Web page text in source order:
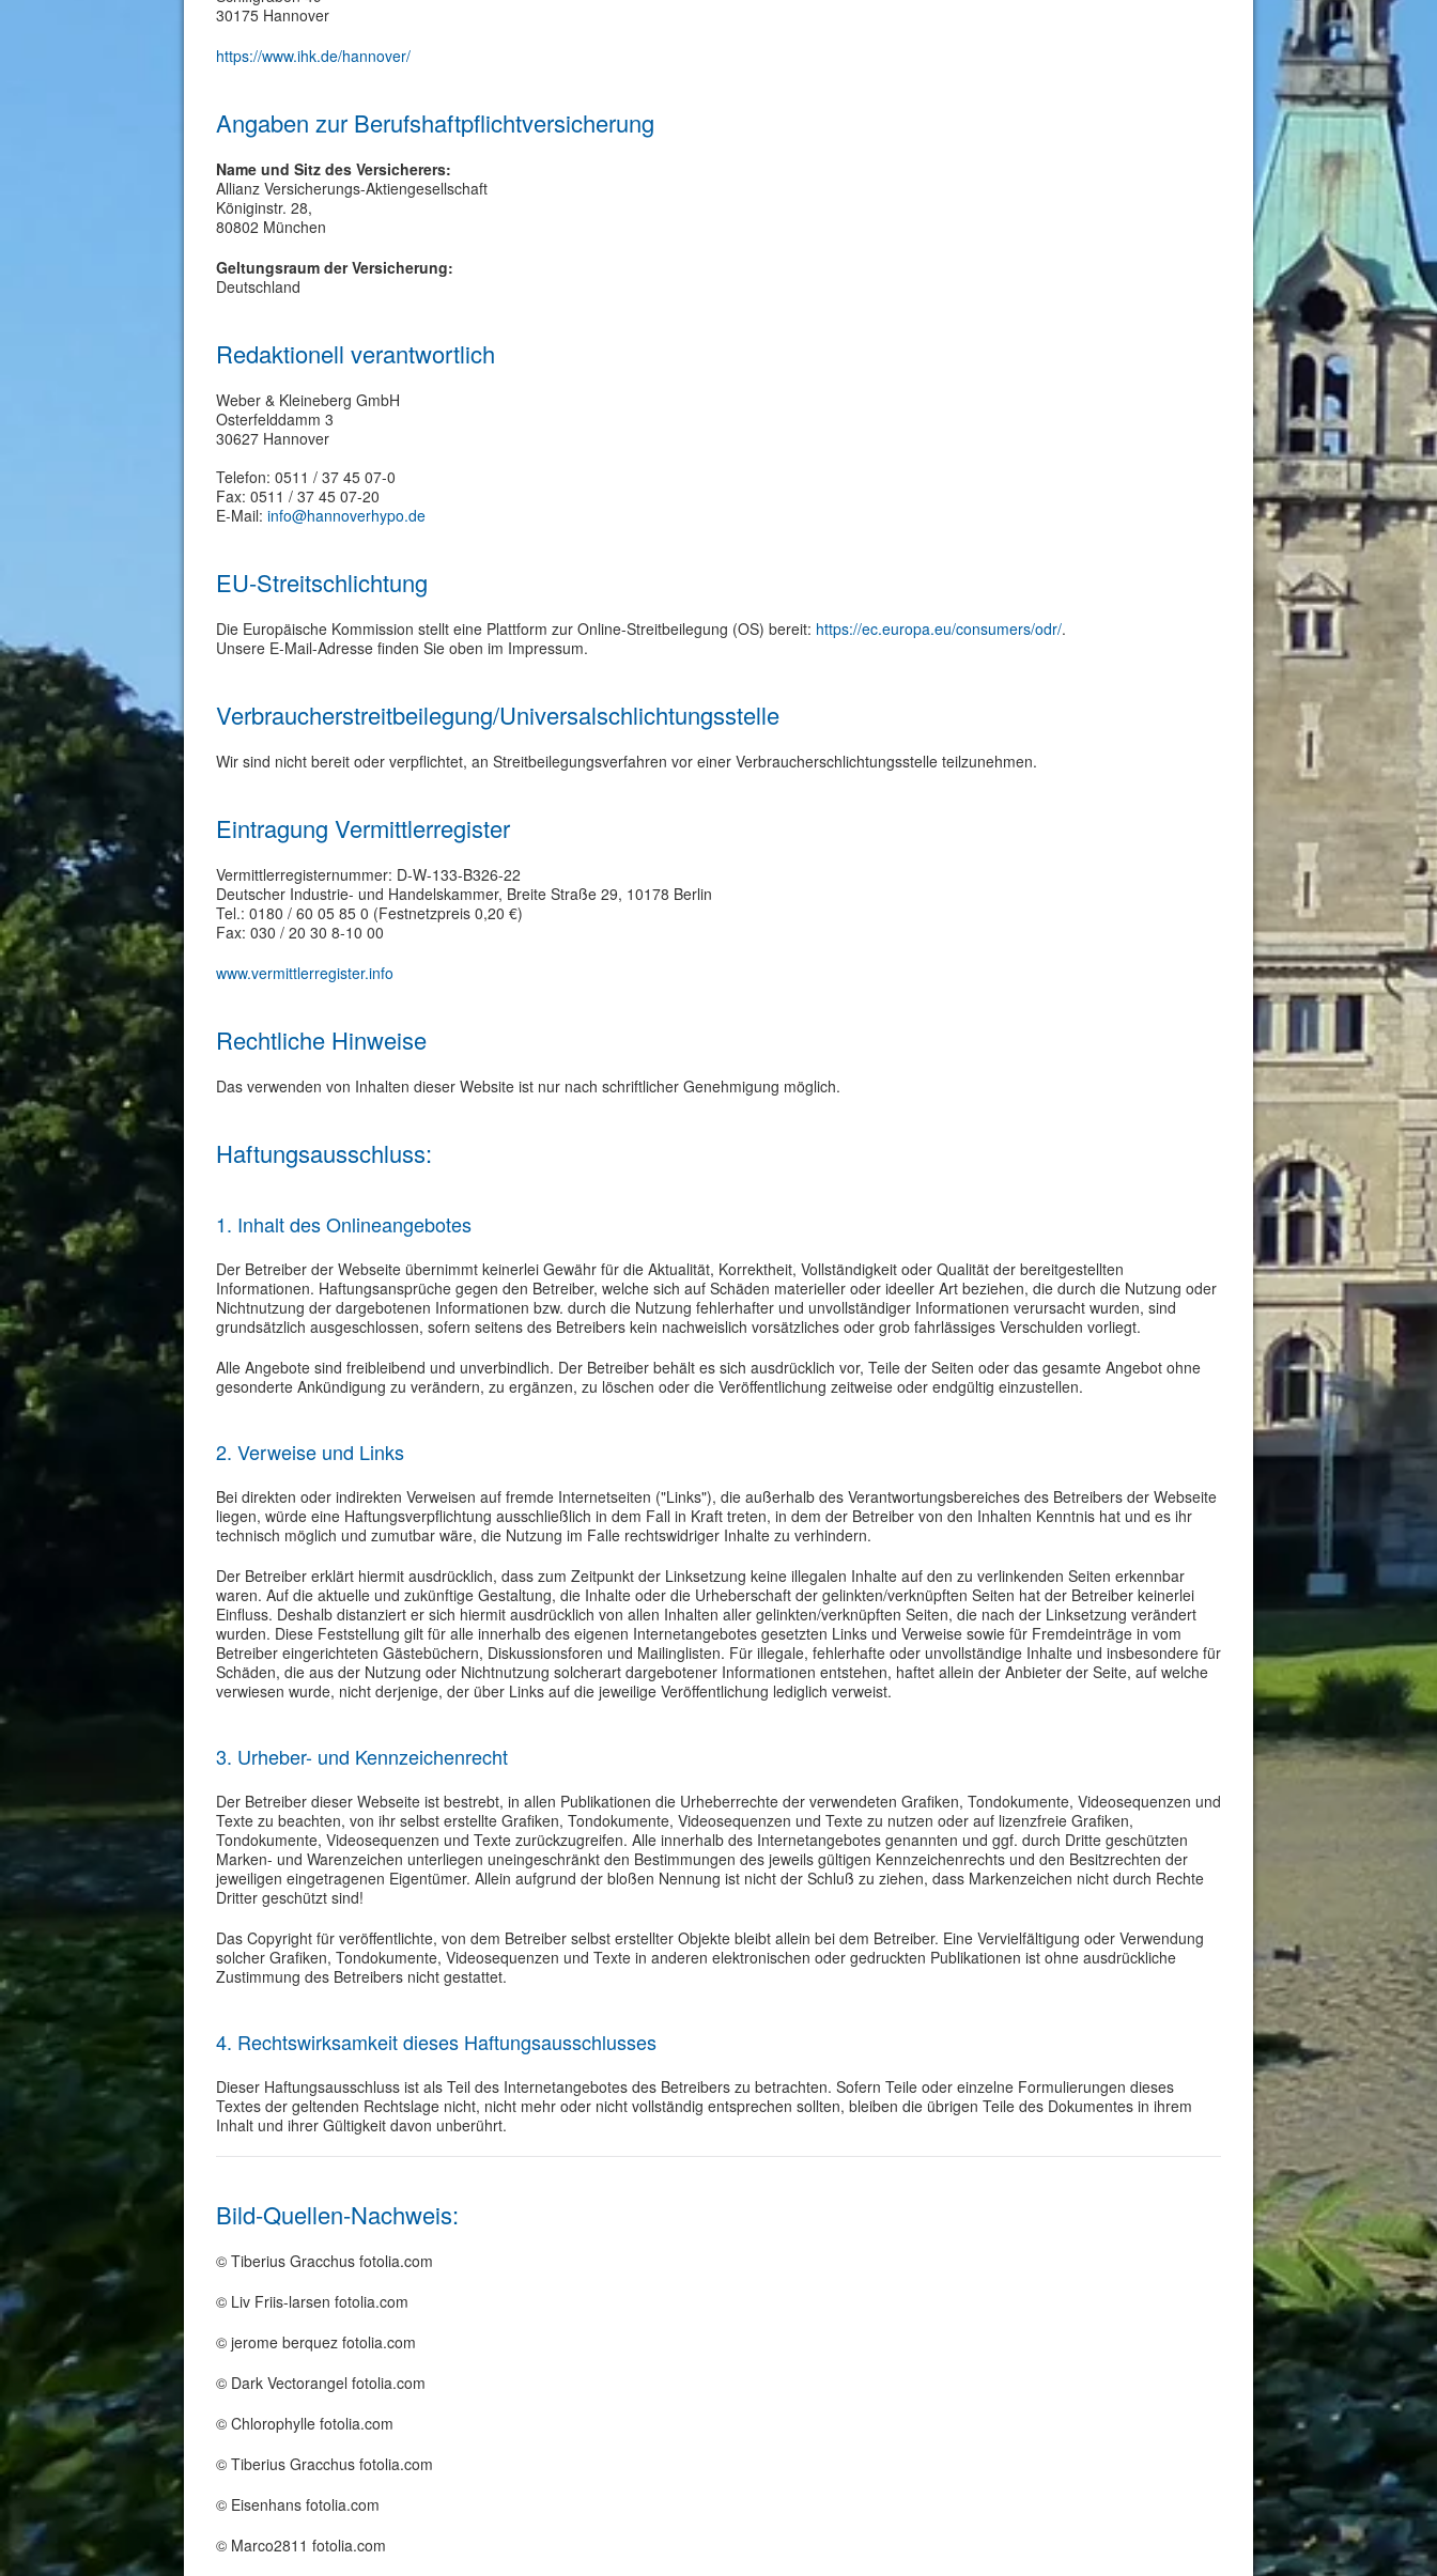
30175 Hannover
https://www.ihk.de/hannover/
Angaben zur Berufs­haftpflicht­versicherung
Name und Sitz des Versicherers:
Allianz Versicherungs-Aktiengesellschaft
Königinstr. 28,
80802 München
Geltungsraum der Versicherung:
Deutschland
Redaktionell verantwortlich
Weber & Kleineberg GmbH
Osterfelddamm 3
30627 Hannover
Telefon: 0511 / 37 45 07-0
Fax: 0511 / 37 45 07-20
E-Mail: info@hannoverhypo.de
EU-Streitschlichtung
Die Europäische Kommission stellt eine Plattform zur Online-Streitbeilegung (OS) bereit: https://ec.europa.eu/consumers/odr/.
Unsere E-Mail-Adresse finden Sie oben im Impressum.
Verbraucher­streit­beilegung/Universal­schlichtungs­stelle
Wir sind nicht bereit oder verpflichtet, an Streitbeilegungsverfahren vor einer Verbraucherschlichtungsstelle teilzunehmen.
Eintragung Vermittlerregister
Vermittlerregisternummer: D-W-133-B326-22
Deutscher Industrie- und Handelskammer, Breite Straße 29, 10178 Berlin
Tel.: 0180 / 60 05 85 0 (Festnetzpreis 0,20 €)
Fax: 030 / 20 30 8-10 00
www.vermittlerregister.info
Rechtliche Hinweise
Das verwenden von Inhalten dieser Website ist nur nach schriftlicher Genehmigung möglich.
Haftungsausschluss:
1. Inhalt des Onlineangebotes
Der Betreiber der Webseite übernimmt keinerlei Gewähr für die Aktualität, Korrektheit, Vollständigkeit oder Qualität der bereitgestellten
Informationen. Haftungsansprüche gegen den Betreiber, welche sich auf Schäden materieller oder ideeller Art beziehen, die durch die Nutzung oder
Nichtnutzung der dargebotenen Informationen bzw. durch die Nutzung fehlerhafter und unvollständiger Informationen verursacht wurden, sind
grundsätzlich ausgeschlossen, sofern seitens des Betreibers kein nachweislich vorsätzliches oder grob fahrlässiges Verschulden vorliegt.
Alle Angebote sind freibleibend und unverbindlich. Der Betreiber behält es sich ausdrücklich vor, Teile der Seiten oder das gesamte Angebot ohne
gesonderte Ankündigung zu verändern, zu ergänzen, zu löschen oder die Veröffentlichung zeitweise oder endgültig einzustellen.
2. Verweise und Links
Bei direkten oder indirekten Verweisen auf fremde Internetseiten ("Links"), die außerhalb des Verantwortungsbereiches des Betreibers der Webseite
liegen, würde eine Haftungsverpflichtung ausschließlich in dem Fall in Kraft treten, in dem der Betreiber von den Inhalten Kenntnis hat und es ihr
technisch möglich und zumutbar wäre, die Nutzung im Falle rechtswidriger Inhalte zu verhindern.
Der Betreiber erklärt hiermit ausdrücklich, dass zum Zeitpunkt der Linksetzung keine illegalen Inhalte auf den zu verlinkenden Seiten erkennbar
waren. Auf die aktuelle und zukünftige Gestaltung, die Inhalte oder die Urheberschaft der gelinkten/verknüpften Seiten hat der Betreiber keinerlei
Einfluss. Deshalb distanziert er sich hiermit ausdrücklich von allen Inhalten aller gelinkten/verknüpften Seiten, die nach der Linksetzung verändert
wurden. Diese Feststellung gilt für alle innerhalb des eigenen Internetangebotes gesetzten Links und Verweise sowie für Fremdeinträge in vom
Betreiber eingerichteten Gästebüchern, Diskussionsforen und Mailinglisten. Für illegale, fehlerhafte oder unvollständige Inhalte und insbesondere für
Schäden, die aus der Nutzung oder Nichtnutzung solcherart dargebotener Informationen entstehen, haftet allein der Anbieter der Seite, auf welche
verwiesen wurde, nicht derjenige, der über Links auf die jeweilige Veröffentlichung lediglich verweist.
3. Urheber- und Kennzeichenrecht
Der Betreiber dieser Webseite ist bestrebt, in allen Publikationen die Urheberrechte der verwendeten Grafiken, Tondokumente, Videosequenzen und
Texte zu beachten, von ihr selbst erstellte Grafiken, Tondokumente, Videosequenzen und Texte zu nutzen oder auf lizenzfreie Grafiken,
Tondokumente, Videosequenzen und Texte zurückzugreifen. Alle innerhalb des Internetangebotes genannten und ggf. durch Dritte geschützten
Marken- und Warenzeichen unterliegen uneingeschränkt den Bestimmungen des jeweils gültigen Kennzeichenrechts und den Besitzrechten der
jeweiligen eingetragenen Eigentümer. Allein aufgrund der bloßen Nennung ist nicht der Schluß zu ziehen, dass Markenzeichen nicht durch Rechte
Dritter geschützt sind!
Das Copyright für veröffentlichte, von dem Betreiber selbst erstellter Objekte bleibt allein bei dem Betreiber. Eine Vervielfältigung oder Verwendung
solcher Grafiken, Tondokumente, Videosequenzen und Texte in anderen elektronischen oder gedruckten Publikationen ist ohne ausdrückliche
Zustimmung des Betreibers nicht gestattet.
4. Rechtswirksamkeit dieses Haftungsausschlusses
Dieser Haftungsausschluss ist als Teil des Internetangebotes des Betreibers zu betrachten. Sofern Teile oder einzelne Formulierungen dieses
Textes der geltenden Rechtslage nicht, nicht mehr oder nicht vollständig entsprechen sollten, bleiben die übrigen Teile des Dokumentes in ihrem
Inhalt und ihrer Gültigkeit davon unberührt.
Bild-Quellen-Nachweis:
© Tiberius Gracchus fotolia.com
© Liv Friis-larsen fotolia.com
© jerome berquez fotolia.com
© Dark Vectorangel fotolia.com
© Chlorophylle fotolia.com
© Tiberius Gracchus fotolia.com
© Eisenhans fotolia.com
© Marco2811 fotolia.com